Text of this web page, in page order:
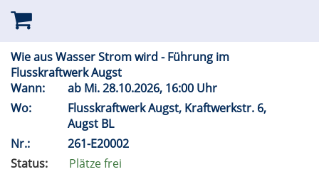
Wie aus Wasser Strom wird - Führung im
Flusskraftwerk Augst
Wann:
ab Mi.28.10.2026, 16:00 Uhr
Wo:
Flusskraftwerk Augst, Kraftwerkstr. 6,
Augst BL
Nr.:
261-E20002
Status:
Plätze frei